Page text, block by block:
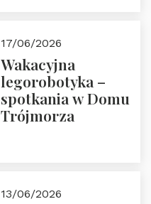
czerwca 2026 r.
godz. 18:00 w Domu
Trójmorza.
Zapraszamy!
17/06/2026
Wakacyjna
legorobotyka –
spotkania w Domu
Trójmorza
13/06/2026